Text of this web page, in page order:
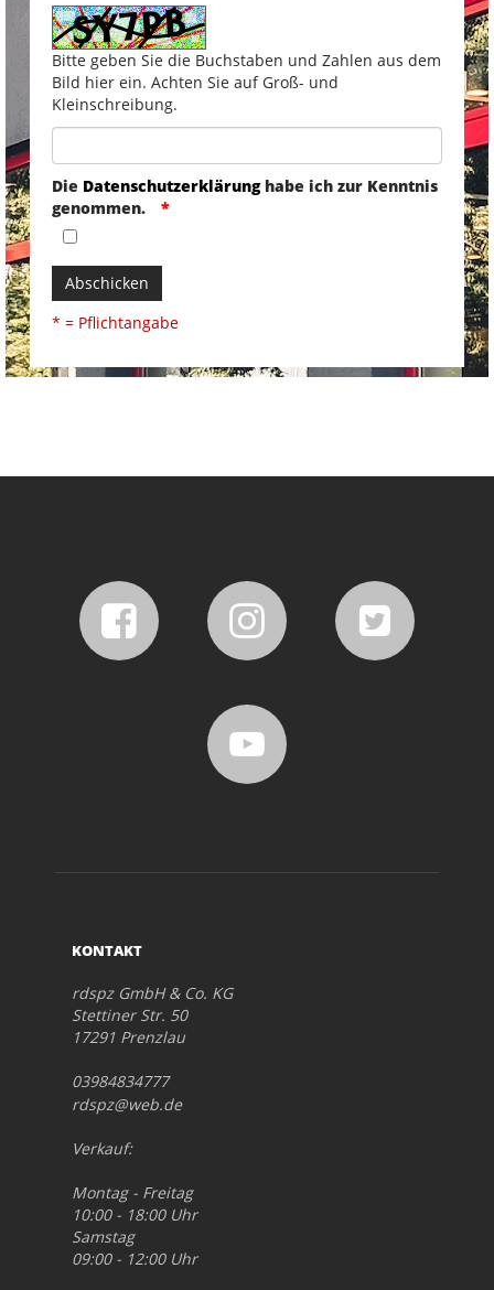
Bitte geben Sie die Buchstaben und Zahlen aus dem
Bild hier ein. Achten Sie auf Groß- und
Kleinschreibung.
Die Datenschutzerklärunghabe ich zur Kenntnis
genommen.
Abschicken
* = Pflichtangabe
KONTAKT
rdspz GmbH & Co. KG
Stettiner Str. 50
17291 Prenzlau
03984834777
rdspz@web.de
Verkauf:
Montag - Freitag
10:00 - 18:00 Uhr
Samstag
09:00 - 12:00 Uhr